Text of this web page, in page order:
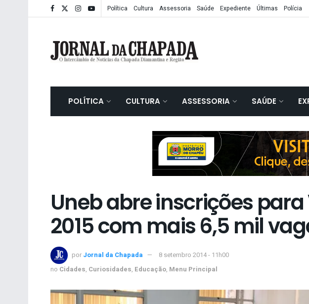
Política Cultura Assessoria Saúde Expediente Últimas Polícia
POLÍTICA CULTURA ASSESSORIA SAÚDE
Uneb abre inscrições
2015 com mais 6,5 mil
por Jornal da Chapada
8 setembro 2014 - 11h00
no Cidades, Curiosidades, Educação, Menu Principal